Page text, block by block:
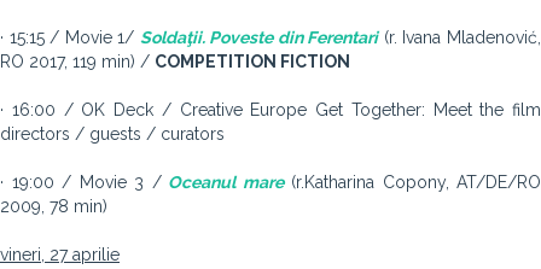
· 15:15 / Movie 1/ Soldaţii. Poveste din Ferentari(r. Ivana Mladenović,
RO 2017, 119 min) / COMPETITION FICTION
· 16:00 / OK Deck / Creative Europe Get Together: Meet the film
directors / guests / curators
· 19:00 / Movie 3 /Oceanul mare(r.Katharina Copony, AT/DE/RO
2009, 78 min)
vineri, 27 aprilie